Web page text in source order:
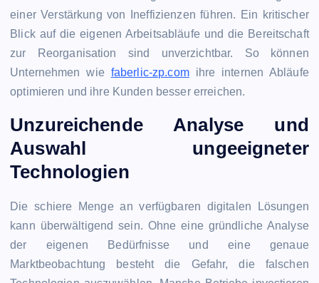
einer Verstärkung von Ineffizienzen führen. Ein kritischer
Blick auf die eigenen Arbeitsabläufe und die Bereitschaft
zur Reorganisation sind unverzichtbar. So können
Unternehmen wie faberlic-zp.comihre internen Abläufe
optimieren und ihre Kunden besser erreichen.
Unzureichende Analyse und
Auswahl ungeeigneter
Technologien
Die schiere Menge an verfügbaren digitalen Lösungen
kann überwältigend sein. Ohne eine gründliche Analyse
der eigenen Bedürfnisse und eine genaue
Marktbeobachtung besteht die Gefahr, die falschen